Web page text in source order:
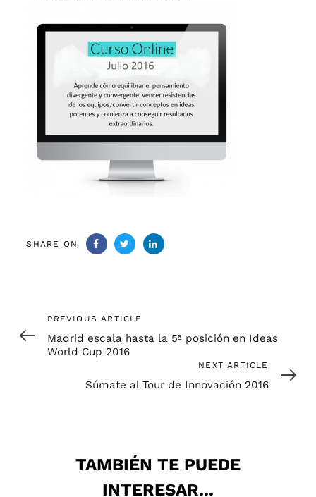
SHARE ON
Previous
Article
PREVIOUS ARTICLE
Madrid escala hasta la 5ª posición en Ideas
World Cup 2016
Article
NEXT ARTICLE
Súmate al Tour de Innovación 2016
TAMBIÉN TE PUEDE
INTERESAR...